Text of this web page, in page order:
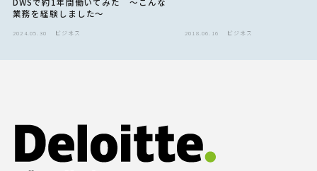
DWSで約1年間働いてみた 〜こんな
業務を経験しました〜
2024.05.30 ビジネス 2018.06.16 ビジネス